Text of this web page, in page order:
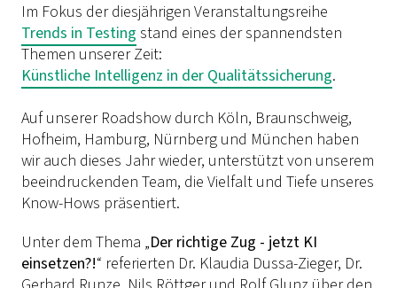
Im Fokus der diesjährigen Veranstaltungsreihe
Trends in Testing stand eines der spannendsten
Themen unserer Zeit:
Künstliche Intelligenz in der Qualitätssicherung.
Auf unserer Roadshow durch Köln, Braunschweig,
Hofheim, Hamburg, Nürnberg und München haben
wir auch dieses Jahr wieder, unterstützt von unserem
beeindruckenden Team, die Vielfalt und Tiefe unseres
Know-Hows präsentiert.
Unter dem Thema „Der richtige Zug - jetzt KI
einsetzen?!“ referierten Dr. Klaudia Dussa-Zieger, Dr.